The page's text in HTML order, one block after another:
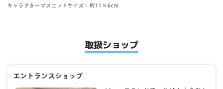
キャラクターマスコットサイズ：約11×6cm
取扱ショップ
エントランスショップ